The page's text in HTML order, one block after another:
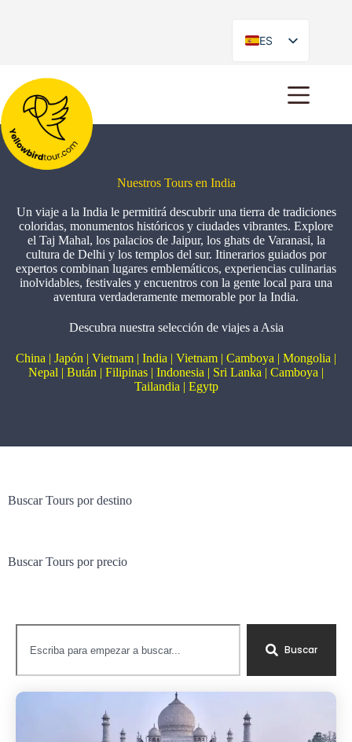
ES
EN
Nuestros Tours en India
Un viaje a la India le permitirá descubrir una tierra de tradiciones
coloridas, monumentos históricos y ciudades vibrantes. Explore
el Taj Mahal, los palacios de Jaipur, los ghats de Varanasi, la
cultura de Delhi y los templos del sur. Itinerarios guiados por
expertos combinan lugares emblemáticos, experiencias culinarias
inolvidables, festivales y encuentros con la gente local para una
aventura verdaderamente memorable por la India.
Descubra nuestra selección de viajes a Asia
China | Japón | Vietnam | India | Vietnam | Camboya | Mongolia |
Nepal | Bután | Filipinas | Indonesia | Sri Lanka | Camboya |
Tailandia | Egytp
Buscar Tours por destino
Buscar Tours por precio
Buscar